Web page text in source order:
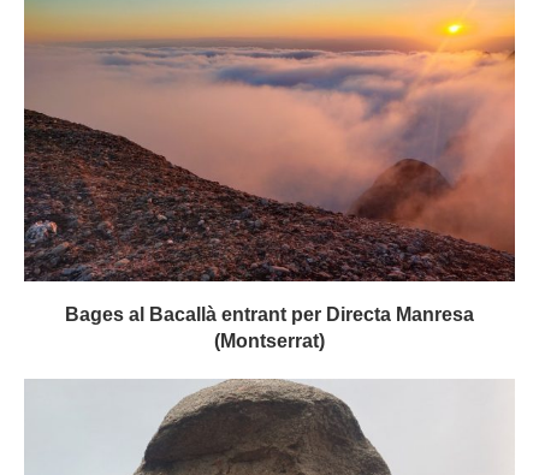
Bages al Bacallà entrant per Directa Manresa
(Montserrat)